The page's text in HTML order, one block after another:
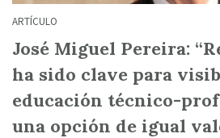
ARTÍCULO
José Miguel Pereira:
ha sido clave para
educación técnico-
una opción de igual